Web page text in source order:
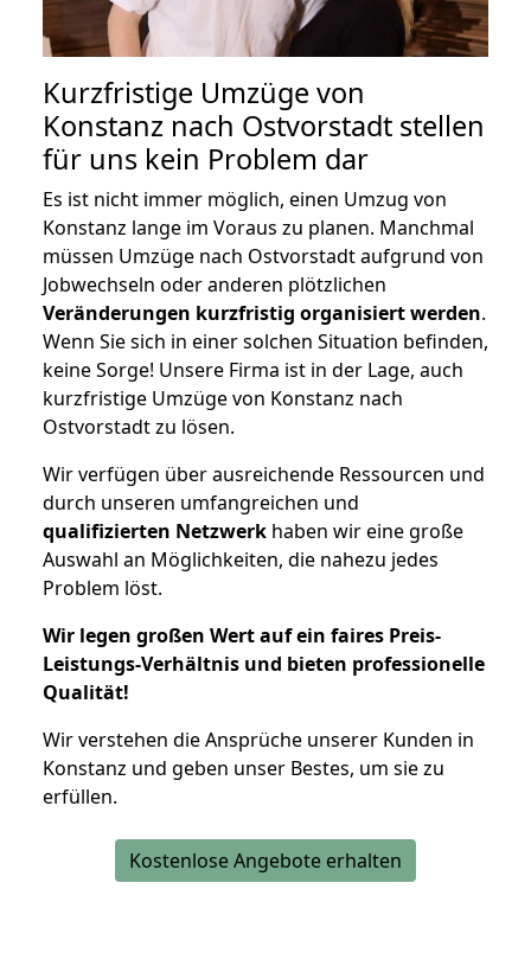
Kurzfristige Umzüge von
Konstanz nach Ostvorstadt stellen
für uns kein Problem dar
Es ist nicht immer möglich, einen Umzug von
Konstanz lange im Voraus zu planen. Manchmal
müssen Umzüge nach Ostvorstadt aufgrund von
Jobwechseln oder anderen plötzlichen
Veränderungen kurzfristig organisiert werden.
Wenn Sie sich in einer solchen Situation befinden,
keine Sorge! Unsere Firma ist in der Lage, auch
kurzfristige Umzüge von Konstanz nach
Ostvorstadt zu lösen.
Wir verfügen über ausreichende Ressourcen und
durch unseren umfangreichen und
qualifizierten Netzwerk haben wir eine große
Auswahl an Möglichkeiten, die nahezu jedes
Problem löst.
Wir legen großen Wert auf ein faires Preis-
Leistungs-Verhältnis und bieten professionelle
Qualität!
Wir verstehen die Ansprüche unserer Kunden in
Konstanz und geben unser Bestes, um sie zu
erfüllen.
Kostenlose Angebote erhalten